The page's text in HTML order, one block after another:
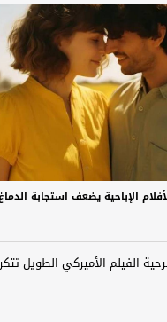
الإباحية يضعف استجابة
الفيلم الأميركي الطويل